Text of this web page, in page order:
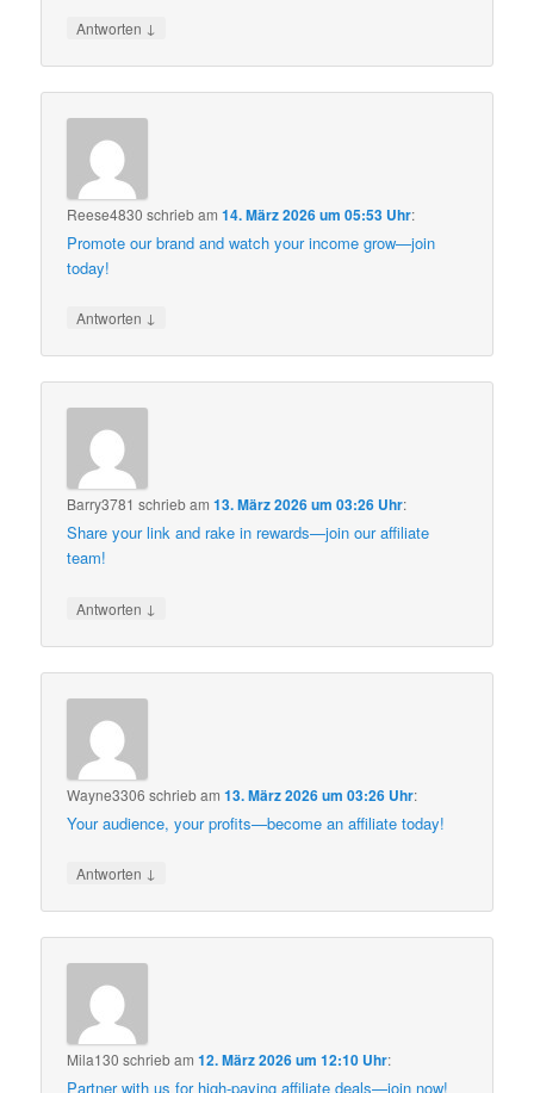
Antworten ↓
Reese4830 schriebam14. März 2026 um 05:53 Uhr:
Promote our brand and watch your income grow—join
today!
Antworten ↓
Barry3781 schriebam13. März 2026 um 03:26 Uhr:
Share your link and rake in rewards—join our affiliate
team!
Antworten ↓
Wayne3306 schriebam13. März 2026 um 03:26 Uhr:
Your audience, your profits—become an affiliate today!
Antworten ↓
Mila130 schriebam12. März 2026 um 12:10 Uhr:
Partner with us for high-paying affiliate deals—join now!